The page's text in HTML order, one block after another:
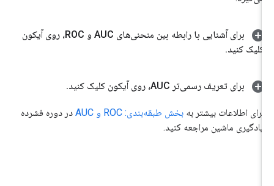
برای آشنایی با رابطه بین منحنی‌های AUC و ROC، روی آیکون
کلیک کنید.
برای تعریف رسمی‌تر AUC، روی آیکون کلیک کنید .
برای اطلاعات بیشتر به بخش طبقه‌بندی: ROC و AUC
در دوره فشرده
یادگیری ماشین مراجعه کنید.